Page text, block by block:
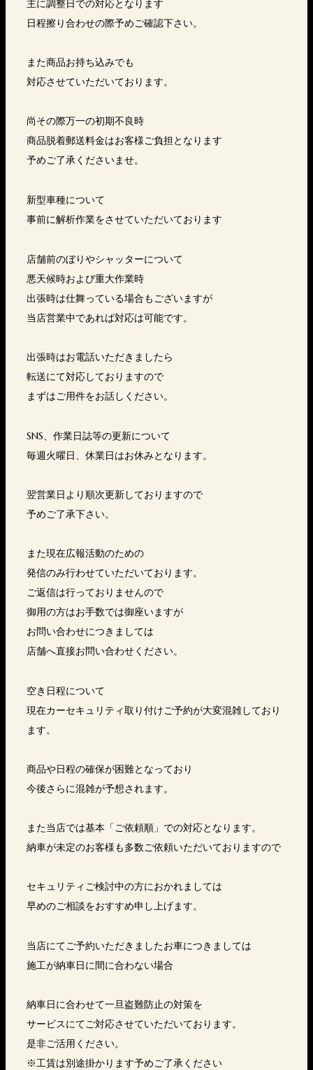
主に調整日での対応となります
日程擦り合わせの際予めご確認下さい。
また商品お持ち込みでも
対応させていただいております。
尚その際万一の初期不良時
商品脱着郵送料金はお客様ご負担となります
予めご了承くださいませ。
新型車種について
事前に解析作業をさせていただいております
店舗前のぼりやシャッターについて
悪天候時および重大作業時
出張時は仕舞っている場合もございますが
当店営業中であれば対応は可能です。
出張時はお電話いただきましたら
転送にて対応しておりますので
まずはご用件をお話しください。
SNS、作業日誌等の更新について
毎週火曜日、休業日はお休みとなります。
翌営業日より順次更新しておりますので
予めご了承下さい。
また現在広報活動のための
発信のみ行わせていただいております。
ご返信は行っておりませんので
御用の方はお手数では御座いますが
お問い合わせにつきましては
店舗へ直接お問い合わせください。
空き日程について
現在カーセキュリティ取り付けご予約が大変混雑しており
ます。
商品や日程の確保が困難となっており
今後さらに混雑が予想されます。
また当店では基本「ご依頼順」での対応となります。
納車が未定のお客様も多数ご依頼いただいておりますので
セキュリティご検討中の方におかれましては
早めのご相談をおすすめ申し上げます。
当店にてご予約いただきましたお車につきましては
施工が納車日に間に合わない場合
納車日に合わせて一旦盗難防止の対策を
サービスにてご対応させていただいております。
是非ご活用ください。
※工賃は別途掛かります予めご了承ください